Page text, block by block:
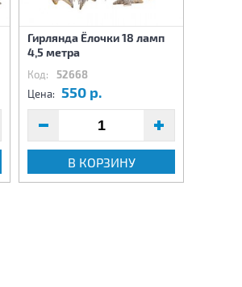
Гирлянда Ёлочки 18 ламп
4,5 метра
Код: 52668
Цена: 550 р.
В КОРЗИНУ